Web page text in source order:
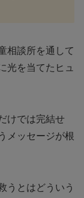
相談所を通して
光を当てたヒュ
けでは完結せ
メッセージが根
うとはどういう